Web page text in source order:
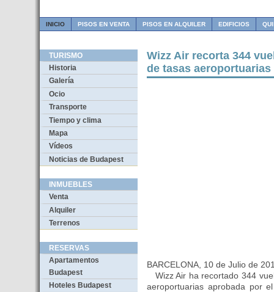
INICIO PISOS EN VENTA PISOS EN ALQUILER EDIFICIOS
TURISMO
Historia
Galería
Ocio
Transporte
Tiempo y clima
Mapa
Vídeos
Noticias de Budapest
INMUEBLES
Venta
Alquiler
Terrenos
RESERVAS
Apartamentos
Budapest
Hoteles Budapest
Wizz Air recorta 344
de tasas aeroportuarias
BARCELONA, 10 de Julio de
Wizz Air ha recortado 344
aeroportuarias aprobada por